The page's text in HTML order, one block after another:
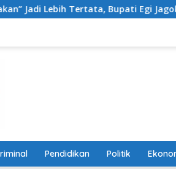
Tertata, Bupati Egi Jagokan Baru
Pendidikan Politik